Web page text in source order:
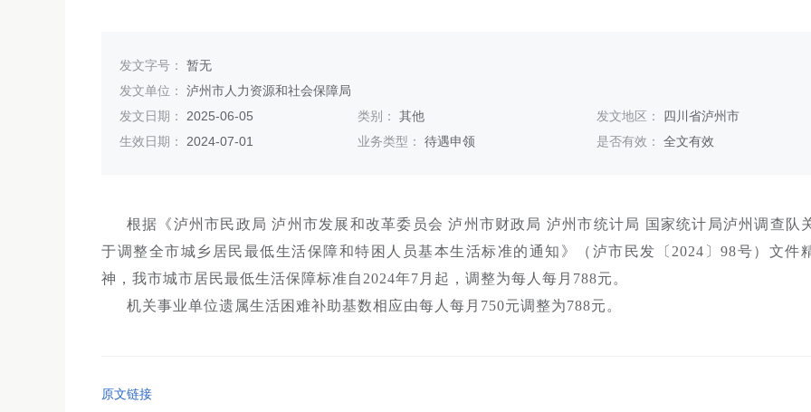
发文字号： 暂无
发文单位： 泸州市人力资源和社会保障局
发文日期： 2025-06-05 类别：其他 发文地区： 四川省泸州市
生效日期： 2024-07-01 业务类型：待遇申领 是否有效： 全文有效
根据《泸州市民政局 泸州市发展和改革委员会 泸州市财政局 泸州市统计局 国家统计局泸州调查队
于调整全市城乡居民最低生活保障和特困人员基本生活标准的通知》（泸市民发〔2024〕98号）文件
神，我市城市居民最低生活保障标准自2024年7月起，调整为每人每月788元。
机关事业单位遗属生活困难补助基数相应由每人每月750元调整为788元。
原文链接